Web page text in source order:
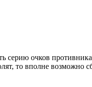
серию очков
то вполне возможно